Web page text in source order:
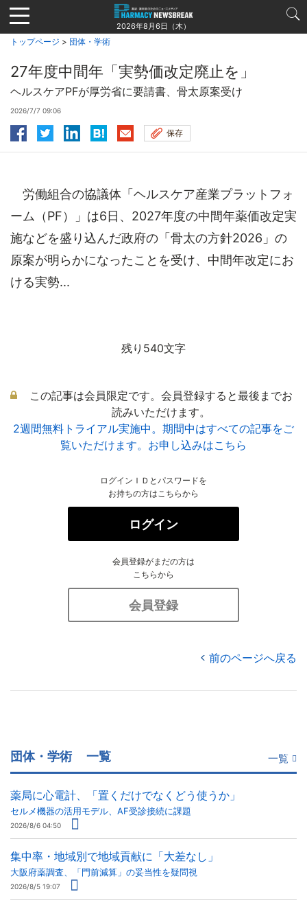
Jump
to
navigation
2026年8月6日（木）
トップページ > 団体・学術
27年度中間年「実勢価改定廃止を」
ヘルスケアPFが厚労省に要請書、骨太原案受け
2026/7/7 09:06
保存
労働組合の協議体「ヘルスケア産業プラットフォ
ーム（PF）」は6日、2027年度の中間年薬価改定実
施などを盛り込んだ政府の「骨太の方針2026」の
原案が明らかになったことを受け、中間年改定にお
ける実勢...
残り540文字
この記事は会員限定です。会員登録すると最後までお
読みいただけます。
2週間無料トライアル実施中。期間中はすべての記事をご
覧いただけます。お申し込みはこちら
ログインＩＤとパスワードを
お持ちの方はこちらから
ログイン
会員登録がまだの方は
こちらから
会員登録
前のページへ戻る
団体・学術 一覧 一覧
薬局に心電計、「置くだけでなくどう使うか」
セルメ機器の活用モデル、AF受診接続に課題
2026/8/6 04:50
集中率・地域別で地域貢献に「大差なし」
大阪府薬調査、「門前減算」の妥当性を疑問視
2026/8/5 19:07